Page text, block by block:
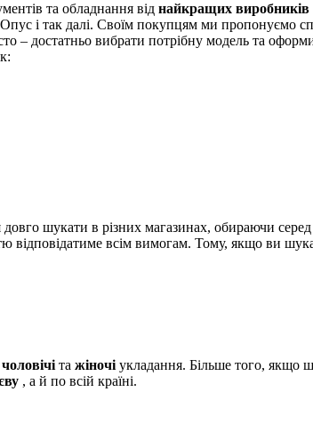
та обладнання від найкращих виробників
і так далі. Своїм покупцям ми пропонуємо
– достатньо вибрати потрібну модель та
шукати в різних магазинах, обираючи
відповідатиме всім вимогам. Тому, якщо ви
чоловічі та жіночі укладання. Більше того, якщо
, а й по всій країні.